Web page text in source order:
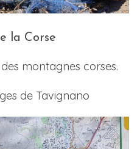
la Corse
montagnes corses.
de Tavignano